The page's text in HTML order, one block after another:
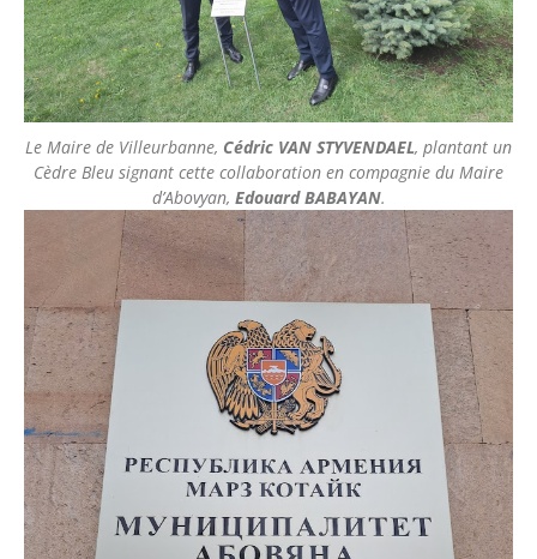
Le Maire de Villeurbanne, Cédric VAN STYVENDAEL, plantant un
Cèdre Bleu signant cette collaboration en compagnie du Maire
d’Abovyan, Edouard BABAYAN.